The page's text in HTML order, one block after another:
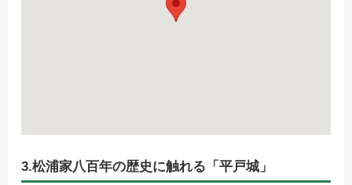
3.松浦家八百年の歴史に触れる「平戸城」